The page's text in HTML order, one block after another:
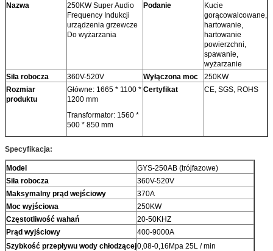
Nazwa
250KW Super Audio
Frequency Indukcji
urządzenia grzewcze
Do wyżarzania
Podanie
Kucie
gorącowalcowane,
hartowanie,
hartowanie
powierzchni,
spawanie,
wyżarzanie
Siła robocza
360V-520V Wyłączona moc
250KW
Rozmiar
produktu
Główne: 1665 * 1100 *
1200 mm
Transformator: 1560 *
500 * 850 mm
Certyfikat CE, SGS, ROHS
Specyfikacja:
Model
GYS-250AB (trójfazowe)
Siła robocza
360V-520V
Maksymalny prąd wejściowy
370A
Moc wyjściowa
250KW
Częstotliwość wahań
20-50KHZ
Prąd wyjściowy
400-9000A
Szybkość przepływu wody chłodzącej0,08-0,16Mpa 25L / min